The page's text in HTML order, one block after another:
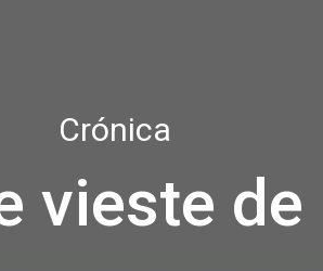
Crónica
vieste de